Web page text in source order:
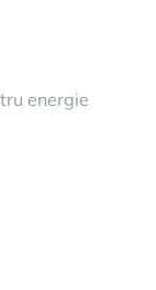
energie